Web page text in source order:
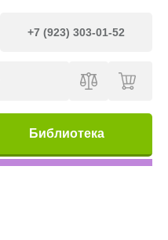
+7 (923) 303-01-52
Библиотека